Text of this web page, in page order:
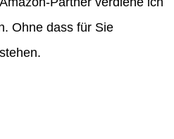
Ohne dass für Sie